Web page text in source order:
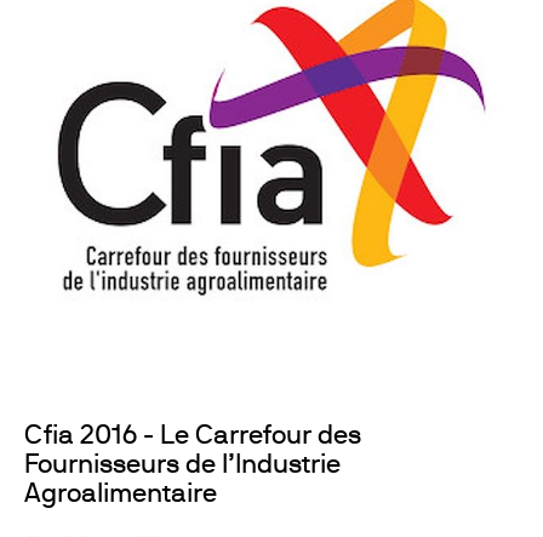
Cfia 2016 - Le Carrefour des
Fournisseurs de l’Industrie
Agroalimentaire